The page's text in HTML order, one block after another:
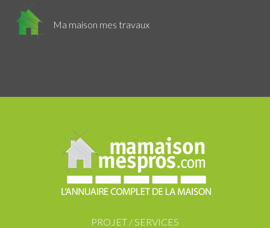
Ma maison mes travaux
PROJET / SERVICES